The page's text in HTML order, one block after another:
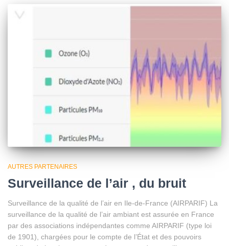
AUTRES PARTENAIRES
Surveillance de l’air , du bruit
Surveillance de la qualité de l’air en Ile-de-France (AIRPARIF) La
surveillance de la qualité de l’air ambiant est assurée en France
par des associations indépendantes comme AIRPARIF (type loi
de 1901), chargées pour le compte de l’État et des pouvoirs